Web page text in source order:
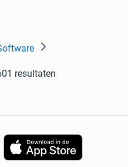
resultaten